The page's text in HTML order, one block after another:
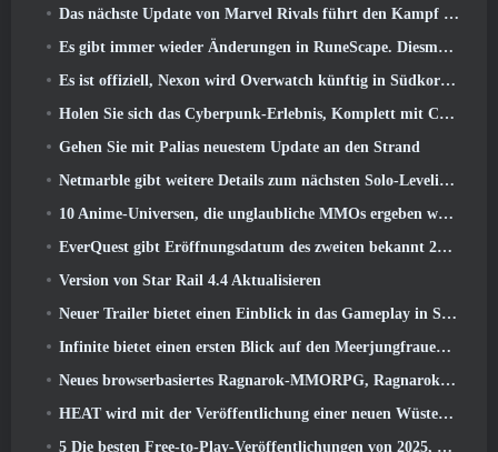
Das nächste Update von Marvel Rivals führt den Kampf zu den Göttern
Es gibt immer wieder Änderungen in RuneScape. Diesmal handelt es sich um Spielerunterkünfte
Es ist offiziell, Nexon wird Overwatch künftig in Südkorea veröffentlichen
Holen Sie sich das Cyberpunk-Erlebnis, Komplett mit Cyberpsychose, Im nächsten Crossover-Event von Apex Legends
Gehen Sie mit Palias neuestem Update an den Strand
Netmarble gibt weitere Details zum nächsten Solo-Leveling-Spiel bekannt, Solo-Leveling: KARMA auf der Anime Expo
10 Anime-Universen, die unglaubliche MMOs ergeben würden
EverQuest gibt Eröffnungsdatum des zweiten bekannt 2026 Zeitlich begrenzter Erweiterungsserver
Version von Star Rail 4.4 Aktualisieren
Neuer Trailer bietet einen Einblick in das Gameplay in Silver Palace
Infinite bietet einen ersten Blick auf den Meerjungfrauen-ähnlichen Helden, der in SS13 erscheint: Nachlicht
Neues browserbasiertes Ragnarok-MMORPG, Ragnarok-Universum angekündigt
HEAT wird mit der Veröffentlichung einer neuen Wüstenkarte heißer
5 Die besten Free-to-Play-Veröffentlichungen von 2025, Lohnt es sich noch, in ihnen zu spielen? 2026?